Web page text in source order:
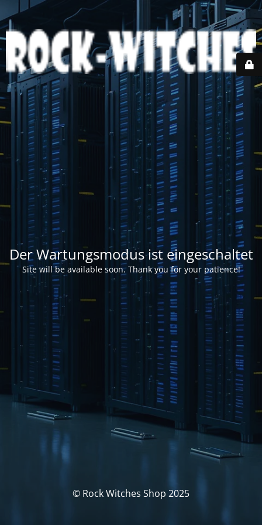
Der Wartungsmodus ist eingeschaltet
Site will be available soon. Thank you for your patience!
© Rock Witches Shop 2025